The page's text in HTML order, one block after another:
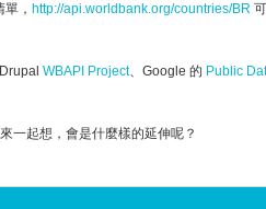
， http://api.worldbank.org/countries/BR
WBAPI Project、Google 的 Public
一起想，會是什麼樣的延伸呢？